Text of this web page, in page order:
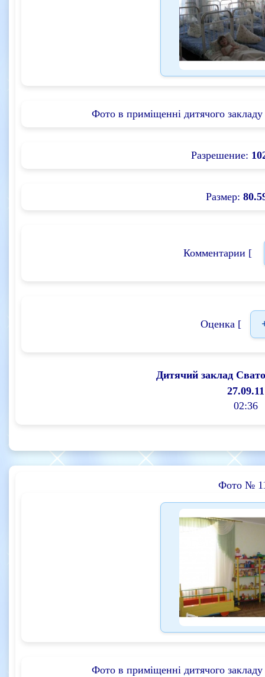
Фото в приміщенні дитячого
Разрешение:
Размер:
Комментарии [
Оценка [
Дитячий заклад
27.09.11
02:36
Фото №
Фото в приміщенні дитячого